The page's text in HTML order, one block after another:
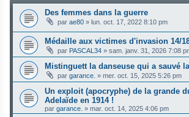
Des femmes dans la guerre
par ae80 » lun. oct. 17, 2022 8:10 pm
Médaille aux victimes d'invasion 14/
par PASCAL34 » sam. janv. 31, 2026 7:08
Mistinguett la danseuse qui a sauvé
par garance. » mer. oct. 15, 2025 5:26 pm
Un exploit (apocryphe) de la grande
Adelaïde en 1914 !
par garance. » mar. oct. 14, 2025 4:06 pm